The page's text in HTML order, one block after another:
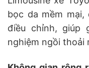
bọc da mềm
điều chỉnh, giúp
nghiệm ngồi thoải